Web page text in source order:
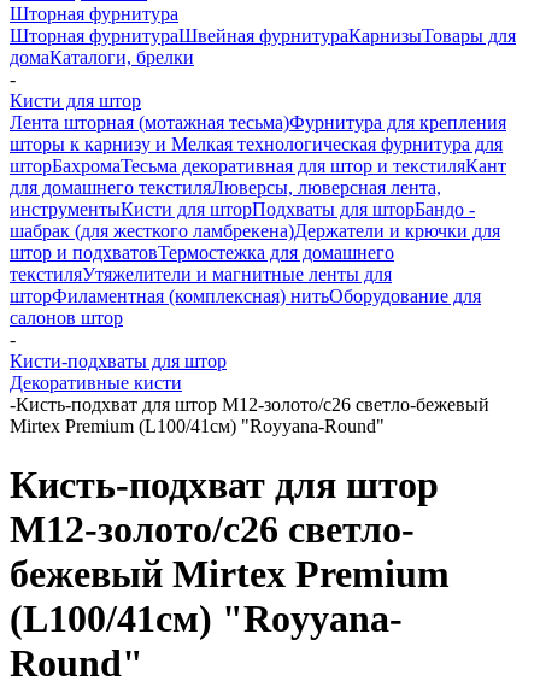
Шторная фурнитура
Шторная фурнитураШвейная фурнитураКарнизыТовары для
домаКаталоги, брелки
-
Кисти для штор
Лента шторная (мотажная тесьма)Фурнитура для крепления
шторы к карнизу и Мелкая технологическая фурнитура для
шторБахромаТесьма декоративная для штор и текстиляКант
для домашнего текстиляЛюверсы, люверсная лента,
инструментыКисти для шторПодхваты для шторБандо -
шабрак (для жесткого ламбрекена)Держатели и крючки для
штор и подхватовТермостежка для домашнего
текстиляУтяжелители и магнитные ленты для
шторФиламентная (комплексная) нитьОборудование для
салонов штор
-
Кисти-подхваты для штор
Декоративные кисти
-Кисть-подхват для штор M12-золото/c26 светло-бежевый
Mirtex Premium (L100/41см) "Royyana-Round"
Кисть-подхват для штор
M12-золото/c26 светло-
бежевый Mirtex Premium
(L100/41см) "Royyana-
Round"